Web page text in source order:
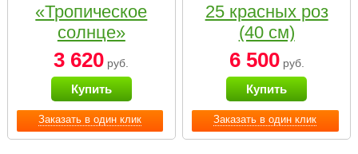
Заказать в один клик
«Тропическое
солнце»
3 620 руб.
Купить
Заказать в один клик
25 красных роз
(40 см)
6 500руб.
Купить